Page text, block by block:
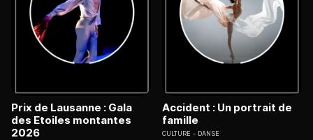
Prix de Lausanne : Gala
des Etoiles montantes
2026
Accident : Un portrait de
famille
CULTURE DANSE